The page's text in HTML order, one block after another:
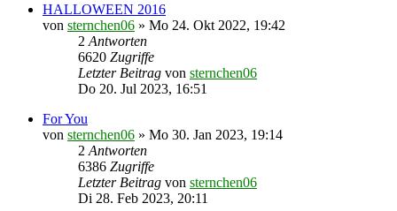
HALLOWEEN 2016
von sternchen06 » Mo 24. Okt 2022, 19:42
2 Antworten
6620 Zugriffe
Letzter Beitrag von sternchen06
Do 20. Jul 2023, 16:51
For You
von sternchen06 » Mo 30. Jan 2023, 19:14
2 Antworten
6386 Zugriffe
Letzter Beitrag von sternchen06
Di 28. Feb 2023, 20:11